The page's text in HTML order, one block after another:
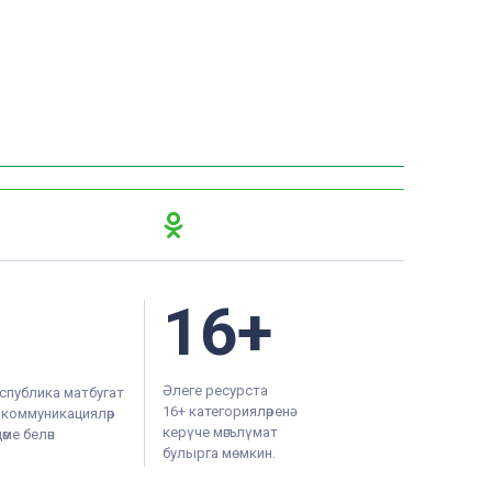
матбугат
коммуникацияләр
белән
16+
Әлеге ресурста
16+ категорияләренә
керүче мәгълүмат
булырга мөмкин.